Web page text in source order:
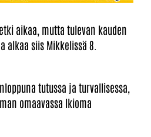
aikaa, mutta tulevan kauden
alkaa siis Mikkelissä 8.
tutussa ja turvallisessa,
omaavassa Ikioma